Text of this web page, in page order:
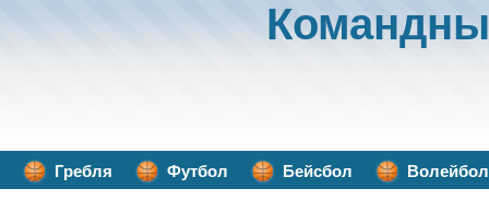
Гребля Футбол Бейсбол Волейбол